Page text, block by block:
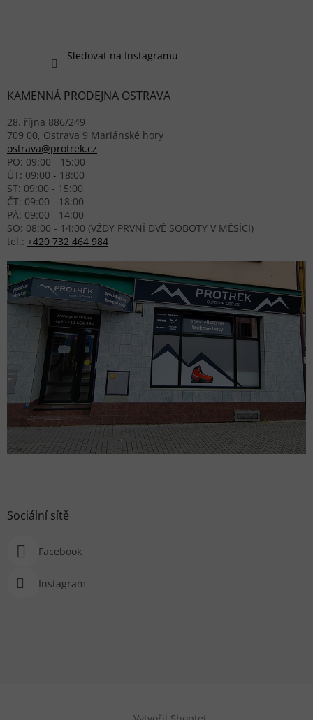
Sledovat na Instagramu
KAMENNÁ PRODEJNA OSTRAVA
28. října 886/249
709 00, Ostrava 9 Mariánské hory
ostrava@protrek.cz
PO: 09:00 - 15:00
ÚT: 09:00 - 18:00
ST: 09:00 - 15:00
ČT: 09:00 - 18:00
PÁ: 09:00 - 14:00
SO: 08:00 - 14:00 (VŽDY PRVNÍ DVĚ SOBOTY V MĚSÍCI)
tel.: +420 732 464 984
Sociální sítě
Facebook
Instagram